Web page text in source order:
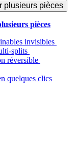
plusieurs pièces
pièces
invisibles
splits
réversible
quelques clics